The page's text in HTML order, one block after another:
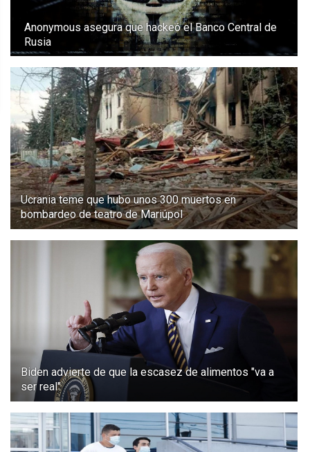
Anonymous asegura que hackeó el Banco Central de
Rusia
Ucrania teme que hubo unos 300 muertos en
bombardeo de teatro de Mariúpol
Biden advierte de que la escasez de alimentos "va a
ser real"